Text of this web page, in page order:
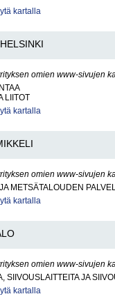
kartalla
HELSINKI
omien www-sivujen
LIITOT
kartalla
omien www-sivujen
METSÄTALOUDEN
kartalla
omien www-sivujen
SIIVOUSLAITTEITA JA
kartalla